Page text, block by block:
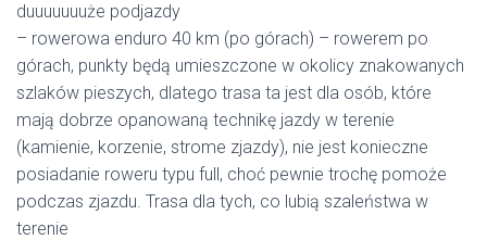
duuuuuuuże podjazdy
– rowerowa enduro 40 km (po górach) – rowerem po
górach, punkty będą umieszczone w okolicy znakowanych
szlaków pieszych, dlatego trasa ta jest dla osób, które
mają dobrze opanowaną technikę jazdy w terenie
(kamienie, korzenie, strome zjazdy), nie jest konieczne
posiadanie roweru typu full, choć pewnie trochę pomoże
podczas zjazdu. Trasa dla tych, co lubią szaleństwa w
terenie